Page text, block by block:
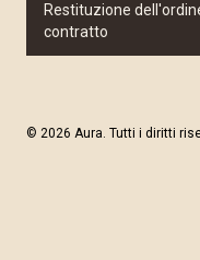
Restituzione
contratto
© 2026 Aura. Tutti i diritti